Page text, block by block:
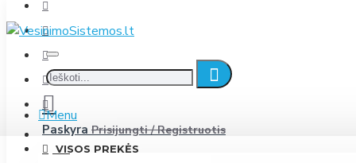
Paskyra Prisijungti / Registruotis
Menu
VISOS PREKĖS